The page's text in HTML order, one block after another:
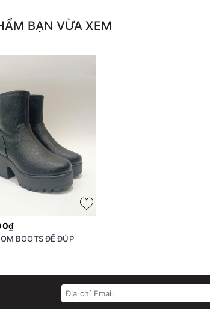
BẠN VỪA XEM
BOOTS ĐẾ ĐÚP